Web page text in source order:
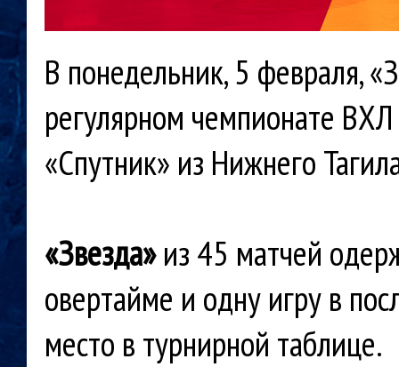
В понедельник, 5 февраля,
регулярном чемпионате
«Спутник» из Нижнего
«Звезда»из 45 матчей
овертайме и одну игру в
место в турнирной таблице.